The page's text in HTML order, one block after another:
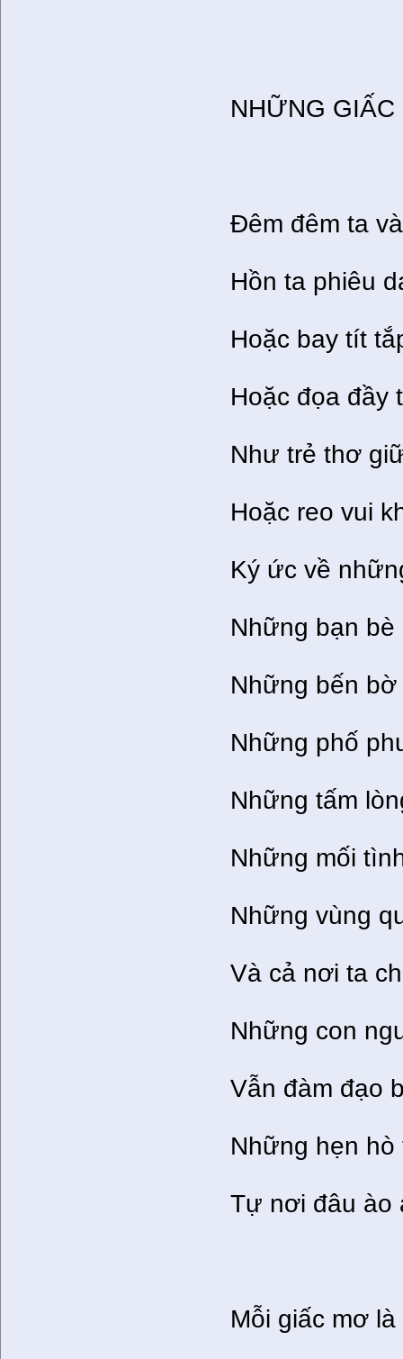
NHỮNG
Đêm đêm ta
Hồn ta phiêu
Hoặc bay tít
Hoặc đọa đầy
Như trẻ thơ
Hoặc reo vui
Ký ức về
Những bạn
Những bến
Những phố
Những tấm
Những mối
Những vùng
Và cả nơi ta
Những con
Vẫn đàm đạo
Những hẹn
Tự nơi đâu ào
Mỗi giấc mơ